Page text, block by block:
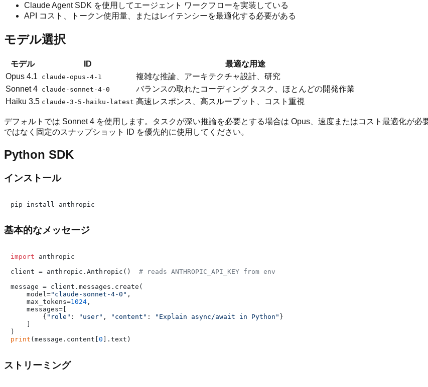
Claude Agent SDK を使用してエージェント ワークフローを実装している
API コスト、トークン使用量、またはレイテンシーを最適化する必要がある
モデル選択
モデル ID
最適な用途
Opus 4.1
claude-opus-4-1
複雑な推論、アーキテクチャ設計、研究
Sonnet 4 claude-sonnet-4-0
バランスの取れたコーディング タスク、ほとんどの開発作業
Haiku 3.5 claude-3-5-haiku-latest 高速レスポンス、高スループット、コスト重視
デフォルトでは Sonnet 4 を使用します。タスクが深い推論を必要とする場合は Opus、速度またはコスト最適化が
ではなく固定のスナップショット ID を優先的に使用してください。
Python SDK
インストール
基本的なメッセージ
import anthropic
client = anthropic.Anthropic() # reads ANTHROPIC_API_KEY from env
message = client.messages.create(
    model=
"claude-sonnet-4-0" ,
    max_tokens=
1024 ,
    messages=[
        {
"role" : "user" , "content" : "Explain async/await in Python" }
print (message.content[ 0
ストリーミング